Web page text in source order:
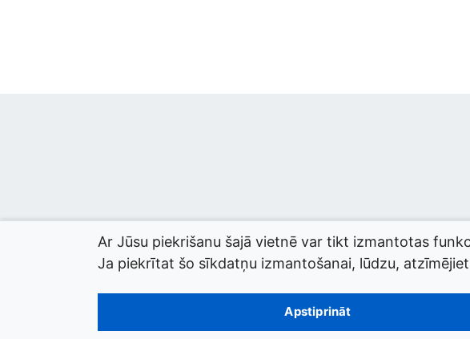
© 2026 termini.gov.lv. Izstrādātājs:
Ar Jūsu piekrišanu šajā vietnē var tikt izmantotas
Ja piekrītat šo sīkdatņu izmantošanai, lūdzu,
Apstiprināt